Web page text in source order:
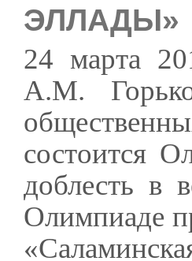
ЭЛЛАДЫ»
24 марта
А.М.
состоится
доблесть в
Олимпиаде